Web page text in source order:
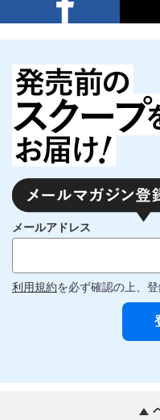
メールアドレス
利用規約を必ず確認の上、